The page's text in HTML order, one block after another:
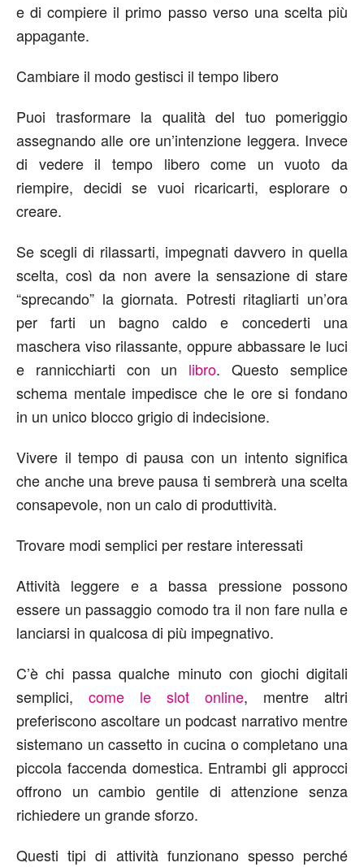
e di compiere il primo passo verso una scelta più
appagante.
Cambiare il modogestisci il tempo libero
Puoi trasformare la qualità del tuo pomeriggio
assegnando alle ore un’intenzione leggera. Invece
di vedere il tempo libero come un vuoto da
riempire, decidi se vuoi ricaricarti, esplorare o
creare.
Se scegli di rilassarti, impegnati davvero in quella
scelta, così da non avere la sensazione di stare
“sprecando” la giornata. Potresti ritagliarti un’ora
per farti un bagno caldo e concederti una
maschera viso rilassante, oppure abbassare le luci
e rannicchiarti con un libro. Questo semplice
schema mentale impedisce che le ore si fondano
in un unico blocco grigio di indecisione.
Vivere il tempo di pausa con un intento significa
che anche una breve pausa ti sembrerà una scelta
consapevole, non un calo di produttività.
Trovare modi semplici per restare interessati
Attività leggere e a bassa pressione possono
essere un passaggio comodo tra il non fare nulla e
lanciarsi in qualcosa di più impegnativo.
C’è chi passa qualche minuto con giochi digitali
semplici, come le slot online, mentre altri
preferiscono ascoltare un podcast narrativo mentre
sistemano un cassetto in cucina o completano una
piccola faccenda domestica. Entrambi gli approcci
offrono un cambio gentile di attenzione senza
richiedere un grande sforzo.
Questi tipi di attività funzionano spesso perché